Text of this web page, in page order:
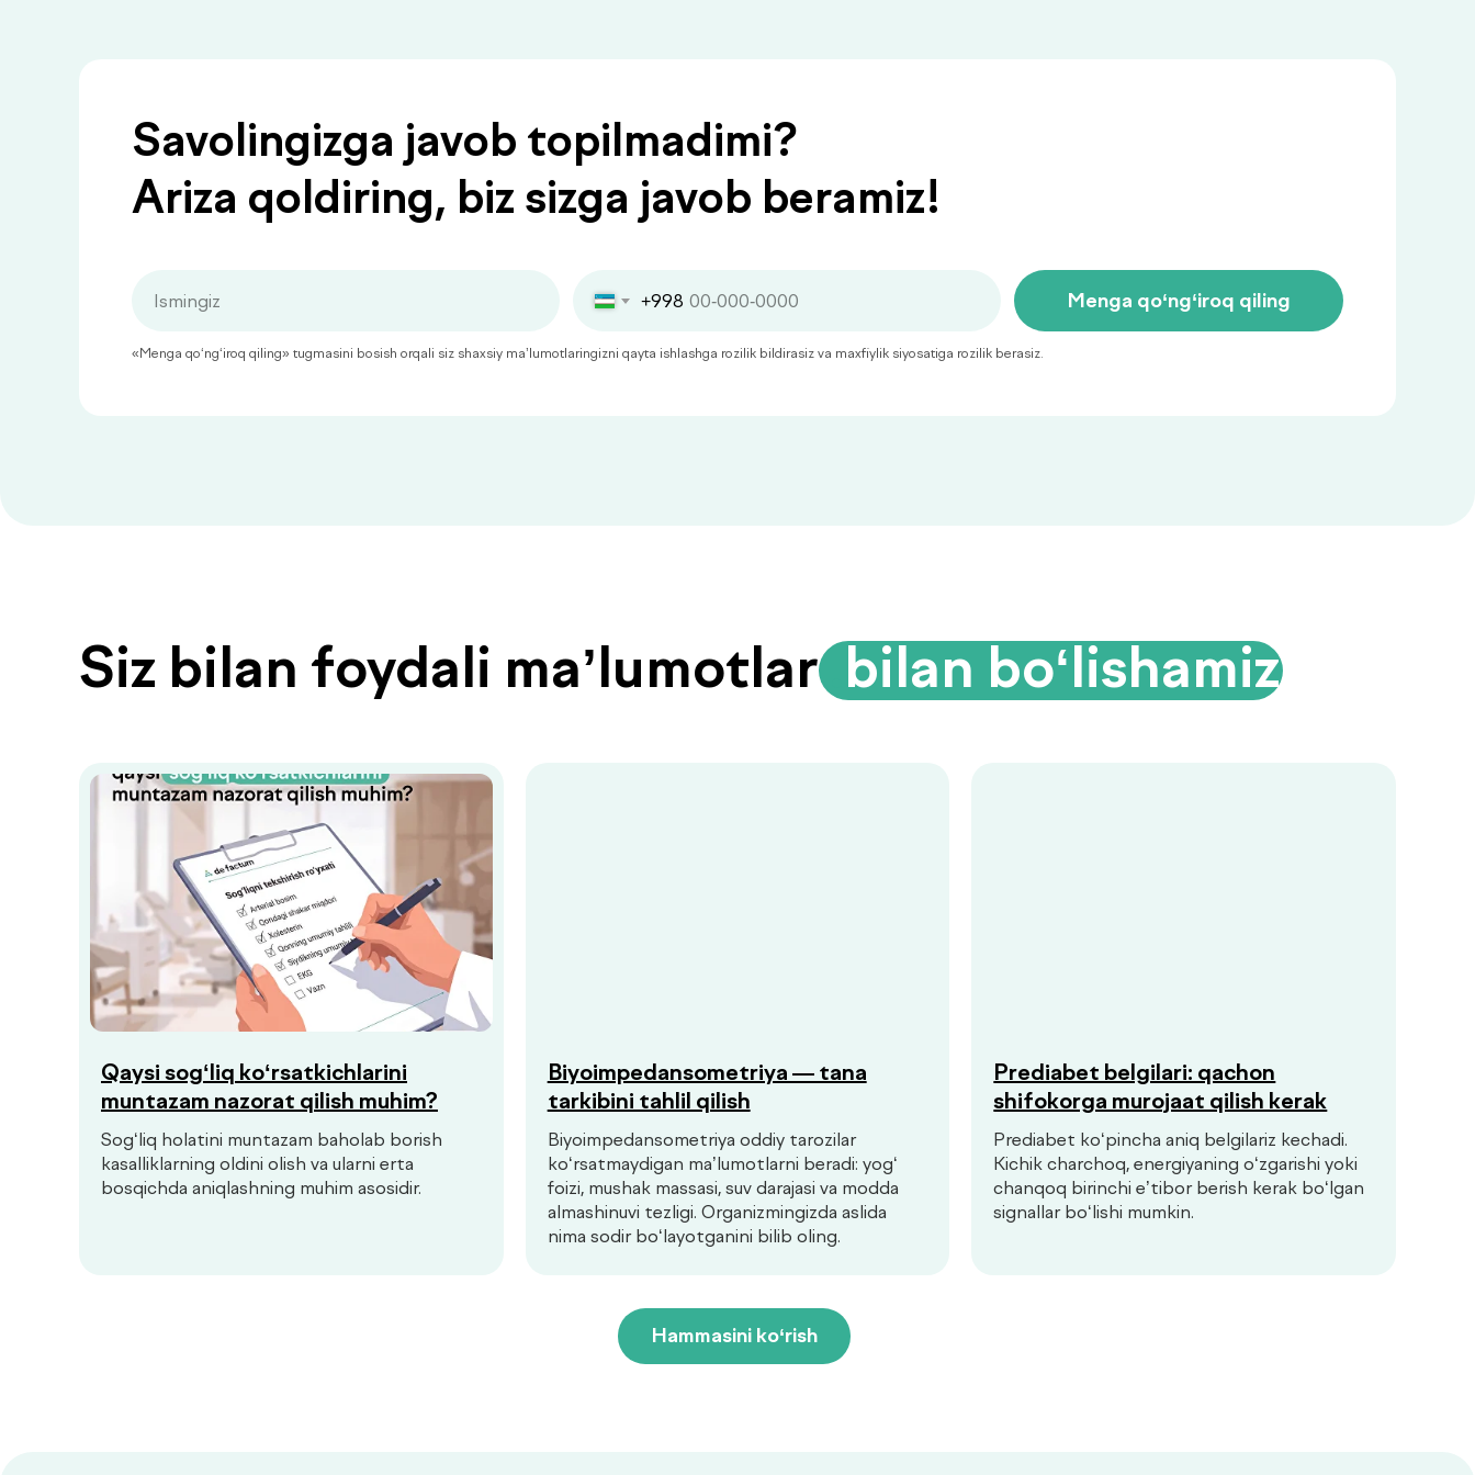
Savolingizga javob topilmadimi?
Ariza qoldiring, biz sizga javob beramiz!
+998 Menga qo‘ng‘iroq qiling
«Menga qo‘ng‘iroq qiling» tugmasini bosish orqali siz shaxsiy ma’lumotlaringizni qayta ishlashga rozilik bildirasiz va maxfiylik siyosatiga rozilik berasiz.
Siz bilan foydali ma’lumotlar.bilan bo‘lishamiz
Qaysi sog‘liq ko‘rsatkichlarini
muntazam nazorat qilish muhim?
Sog‘liq holatini muntazam baholab borish
kasalliklarning oldini olish va ularni erta
bosqichda aniqlashning muhim asosidir.
Biyoimpedansometriya — tana
tarkibini tahlil qilish
Biyoimpedansometriya oddiy tarozilar
ko‘rsatmaydigan ma’lumotlarni beradi: yog‘
foizi, mushak massasi, suv darajasi va modda
almashinuvi tezligi. Organizmingizda aslida
nima sodir bo‘layotganini bilib oling.
Prediabet belgilari: qachon
shifokorga murojaat qilish kerak
Prediabet ko‘pincha aniq belgilariz kechadi.
Kichik charchoq, energiyaning o‘zgarishi yoki
chanqoq birinchi e’tibor berish kerak bo‘lgan
signallar bo‘lishi mumkin.
Hammasini ko‘rish